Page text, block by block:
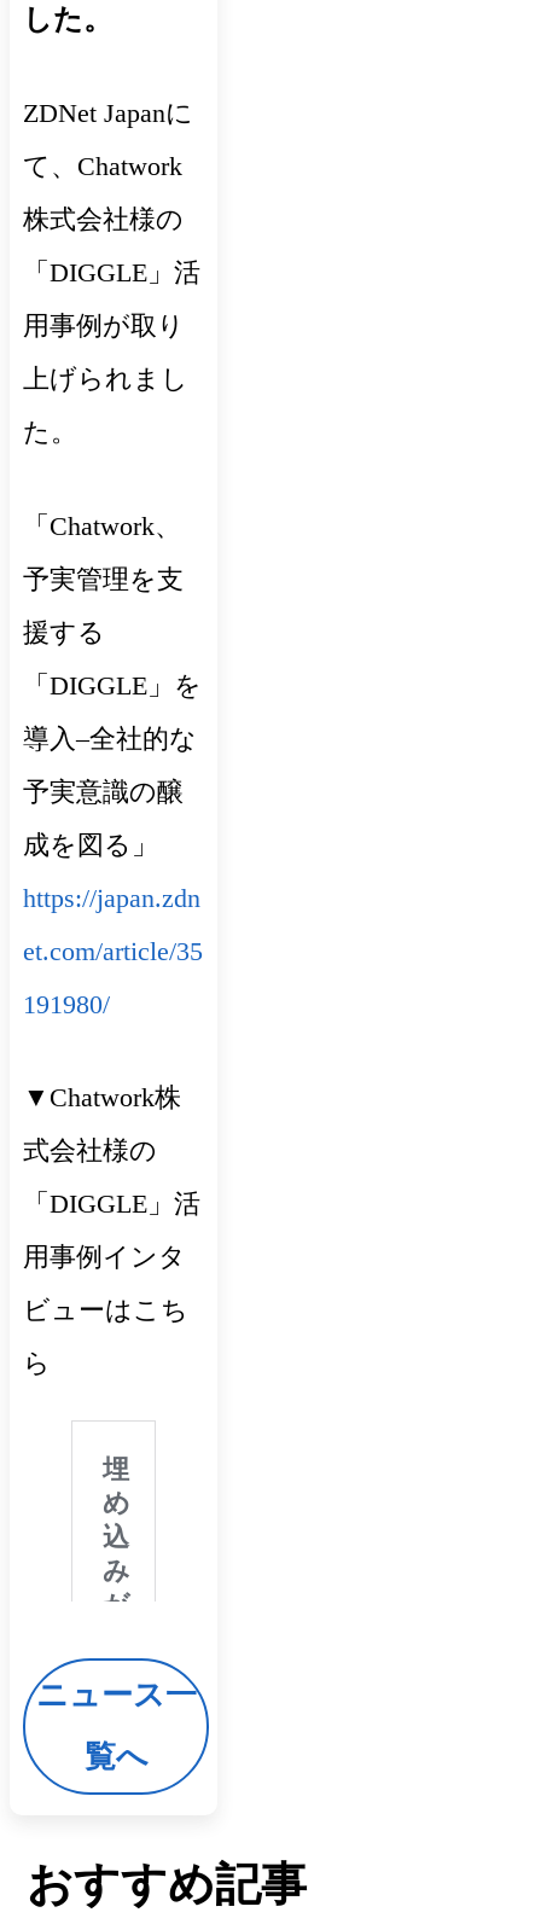
した。
ZDNet Japanに
て、Chatwork
株式会社様の
「DIGGLE」活
用事例が取り
上げられまし
た。
「Chatwork、
予実管理を支
援する
「DIGGLE」を
導入–全社的な
予実意識の醸
成を図る」
https://japan.zdn
et.com/article/35
191980/
▼Chatwork株
式会社様の
「DIGGLE」活
用事例インタ
ビューはこち
ら
ニュース一
覧へ
おすすめ記事